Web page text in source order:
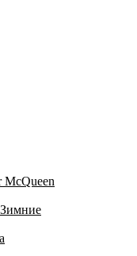
McQueen